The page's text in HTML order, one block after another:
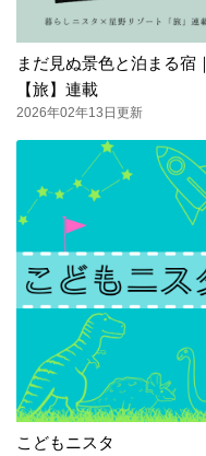
まだ見ぬ景色と泊まる宿｜
【旅】連載
2026年02年13日更新
こどもニスタ